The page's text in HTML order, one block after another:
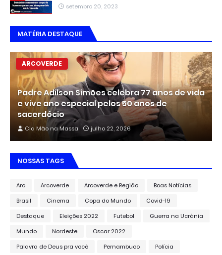
setembro 20, 2023
MATÉRIA DESTAQUE
ARCOVERDE
Padre Adilson Simões celebra 77 anos de vida
e vive ano especial pelos 50 anos de
sacerdócio
Cia Mão na Massa julho 22, 2026
NOSSAS TAGS
Arc Arcoverde Arcoverde e Região
Boas Notícias
Brasil
Cinema Copa do Mundo
Covid-19
Destaque
Eleições 2022 Futebol
Guerra na Ucrânia
Mundo
Nordeste
Oscar 2022
Palavra de Deus pra você
Pernambuco
Polícia